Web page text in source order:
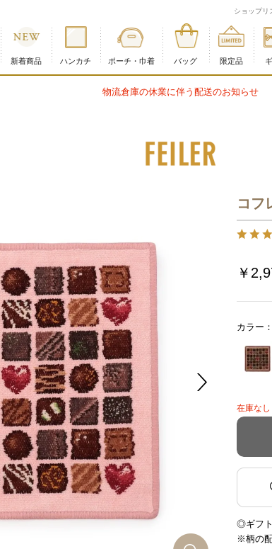
ショップリ
新着商品 ハンカチ ポーチ・巾着 バッグ 限定品
物流倉庫の休業に伴う配送のお知らせ
コフ
￥
カラー
在庫なし
◎ギフト
※柄の